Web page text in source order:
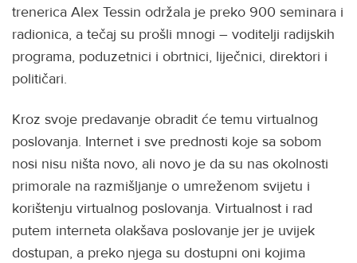
trenerica Alex Tessin održala je preko 900 seminara i
radionica, a tečaj su prošli mnogi – voditelji radijskih
programa, poduzetnici i obrtnici, liječnici, direktori i
političari.
Kroz svoje predavanje obradit će temu virtualnog
poslovanja. Internet i sve prednosti koje sa sobom
nosi nisu ništa novo, ali novo je da su nas okolnosti
primorale na razmišljanje o umreženom svijetu i
korištenju virtualnog poslovanja. Virtualnost i rad
putem interneta olakšava poslovanje jer je uvijek
dostupan, a preko njega su dostupni oni kojima